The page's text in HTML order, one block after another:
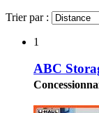
Trier par :
1
ABC